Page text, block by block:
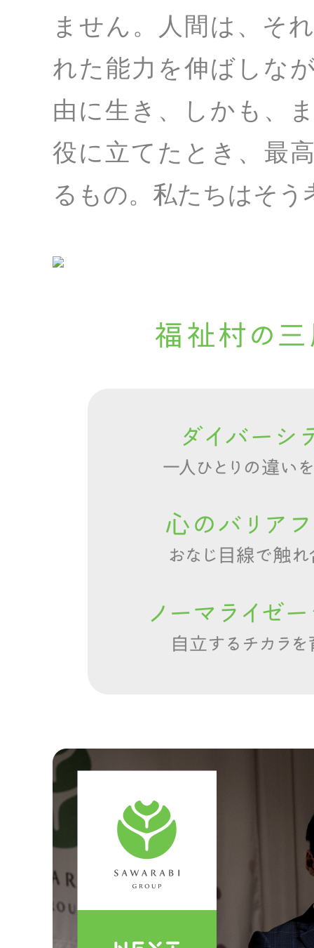
ません。人間は、そ
れた能力を伸ばしな
由に生き、しかも、
役に立てたとき、最
るもの。私たちはそう